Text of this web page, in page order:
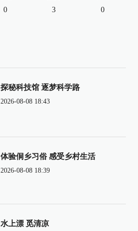
0 3 0
探秘科技馆 逐梦科学路
2026-08-08 18:43
体验侗乡习俗 感受乡村生活
2026-08-08 18:39
水上漂 觅清凉